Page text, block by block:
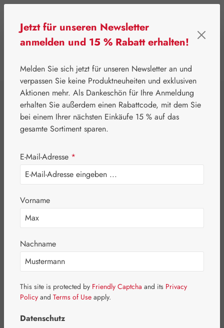
Leitner Lifecare Aromatherapie Embamed®
Nelkenöl
Bildergalerie überspringen
Jetzt für unseren Newsletter
anmelden und 15 % Rabatt erhalten!
Melden Sie sich jetzt für unseren Newsletter an und
verpassen Sie keine Produktneuheiten und exklusiven
Aktionen mehr. Als Dankeschön für Ihre Anmeldung
erhalten Sie außerdem einen Rabattcode, mit dem Sie
bei einem Ihrer nächsten Einkäufe 15 % auf das
gesamte Sortiment sparen.
E-Mail-Adresse *
Vorname
Nachname
This site is protected by Friendly Captcha and its Privacy
Policy and Terms of Use apply.
Datenschutz